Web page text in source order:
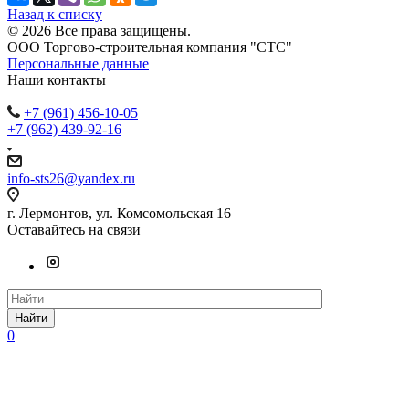
Назад к списку
© 2026 Все права защищены.
ООО Торгово-строительная компания "СТС"
Персональные данные
Наши контакты
+7 (961) 456-10-05
+7 (962) 439-92-16
info-sts26@yandex.ru
г. Лермонтов, ул. Комсомольская 16
Оставайтесь на связи
Найти
0